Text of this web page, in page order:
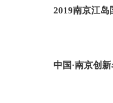
2019南京江岛
中国·南京创